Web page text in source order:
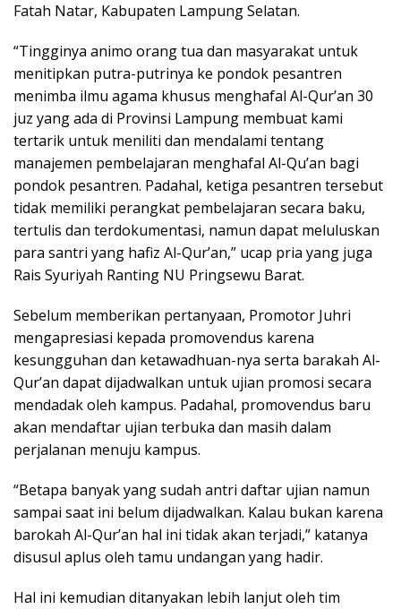
Fatah Natar, Kabupaten Lampung Selatan.
“Tingginya animo orang tua dan masyarakat untuk
menitipkan putra-putrinya ke pondok pesantren
menimba ilmu agama khusus menghafal Al-Qur’an 30
juz yang ada di Provinsi Lampung membuat kami
tertarik untuk meniliti dan mendalami tentang
manajemen pembelajaran menghafal Al-Qu’an bagi
pondok pesantren. Padahal, ketiga pesantren tersebut
tidak memiliki perangkat pembelajaran secara baku,
tertulis dan terdokumentasi, namun dapat meluluskan
para santri yang hafiz Al-Qur’an,” ucap pria yang juga
Rais Syuriyah Ranting NU Pringsewu Barat.
Sebelum memberikan pertanyaan, Promotor Juhri
mengapresiasi kepada promovendus karena
kesungguhan dan ketawadhuan-nya serta barakah Al-
Qur’an dapat dijadwalkan untuk ujian promosi secara
mendadak oleh kampus. Padahal, promovendus baru
akan mendaftar ujian terbuka dan masih dalam
perjalanan menuju kampus.
“Betapa banyak yang sudah antri daftar ujian namun
sampai saat ini belum dijadwalkan. Kalau bukan karena
barokah Al-Qur’an hal ini tidak akan terjadi,” katanya
disusul aplus oleh tamu undangan yang hadir.
Hal ini kemudian ditanyakan lebih lanjut oleh tim